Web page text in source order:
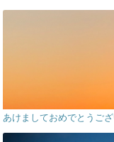
あけましておめでとうござ